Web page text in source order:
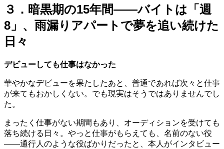
３．暗黒期の15年間——バイトは「週
8」、雨漏りアパートで夢を追い続けた
日々
デビューしても仕事はなかった
華やかなデビューを果たしたあと、普通であれば次々と仕事
が来てもおかしくない。でも現実はそうではありませんでし
た。
まったく仕事がない期間もあり、オーディションを受けても
落ち続ける日々。やっと仕事がもらえても、名前のない役
——通行人のような役ばかりだったと、本人がインタビュー